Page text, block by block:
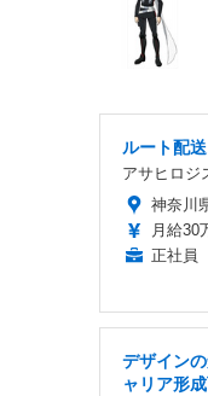
ルート配
アサヒロジ
神奈川
月給30
正社員
デザイン
ャリア形